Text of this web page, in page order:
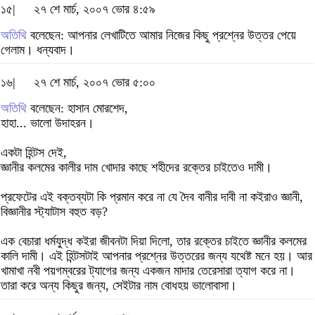
১৫|
২৭ শে মার্চ, ২০০৭ ভোর ৪:৫৯
অতিথি বলেছেন: আপনার লেখাটিতে আমার নিজের কিছু প্রশ্নের উত্তর পেয়ে
গেলাম। ধন্যবাদ।
১৬|
২৭ শে মার্চ, ২০০৭ ভোর ৫:০০
অতিথি বলেছেন: হাসান মোরশেদ,
হাহা... ভালো উদাহরন।
একটা হিন্টস দেই,
জ্ঞানীর কলমের কালীর দাম খোদার কাছে শহীদের রক্তের চাইতেও দামী।
প্রফেটের এই বক্তব্যটা কি প্রমান করে না যে দৈব বানীর দাবী না কইরাও জ্ঞানী,
বিজ্ঞানীর স্ট্যাটাস বহুত বড়?
এক বেচারা ধর্মযুদ্ধ কইরা জীবনটা দিয়া দিলো, তার রক্তের চাইতে জ্ঞানীর কলমের
কালি দামী। এই হিন্টসটাই আপনার প্রশ্নের উত্তরের জন্য যথেষ্ট মনে হয়। আর
খামাখা নবী পয়গম্বরের ট্যাগের জন্য একজন মাদার তেরেসারা ত্যাগ করে না।
তারা করে অন্য কিছুর জন্য, সেইটার নাম বোধহয় ভালোবাসা।